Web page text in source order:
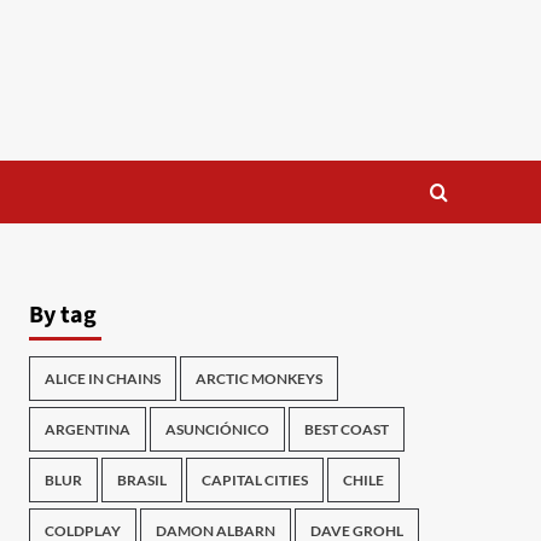
By tag
ALICE IN CHAINS ARCTIC MONKEYS
ARGENTINA ASUNCIÓNICO BEST COAST
BLUR BRASIL CAPITAL CITIES CHILE
COLDPLAY DAMON ALBARN DAVE GROHL